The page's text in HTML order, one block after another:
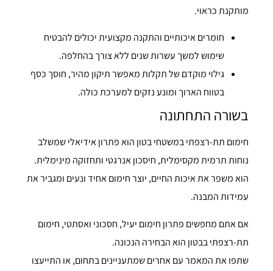
מותקנת כראוי.
חומרים איכותיים והתקנה מקצועית יכולים להבטיח
שימוש למשך עשרות שנים ללא צורך בהחלפה.
גילוי מוקדם של תקלות מאפשר תיקון מהיר, חוסך כסף
בטווח הארוך ומונע נזקים למערכת כולה.
בשורה התחתונה
חימום תת-רצפתי במשטחי בטון הוא פתרון אידיאלי שמשלב
נוחות תרמית מקסימלית, חיסכון אנרגטי ותחזוקה מינימלית.
הוא משפר את איכות החיים, יוצר חימום אחיד ונעים ומגביר את
עמידות המבנה.
אם אתם מחפשים פתרון חימום יעיל, חסכוני ואסתטי, חימום
תת-רצפתי בבטון הוא הבחירה הנכונה.
שתפו את המאמר עם אחרים שמתעניינים בתחום, או התייעצו